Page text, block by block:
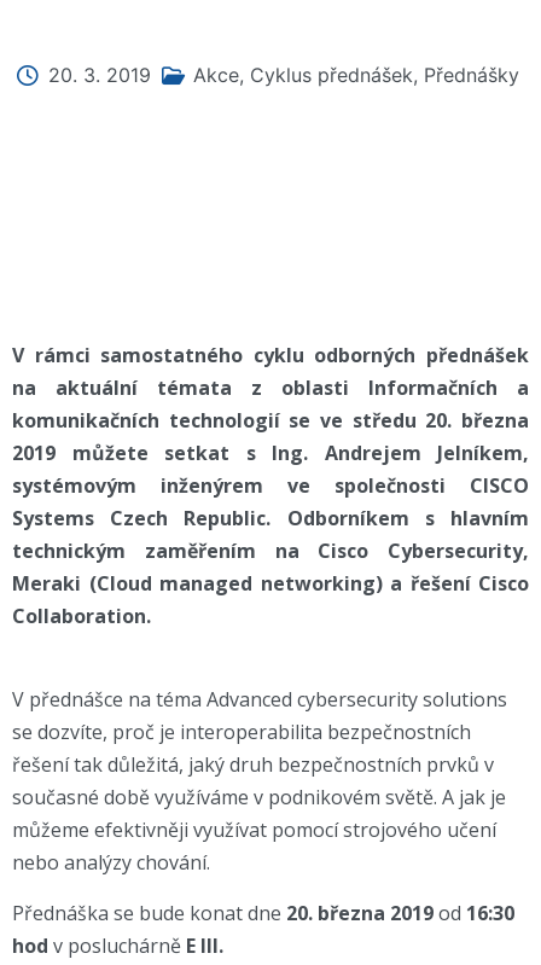
20. 3. 2019 Akce, Cyklus přednášek, Přednášky
V rámci samostatného cyklu odborných přednášek
na aktuální témata z oblasti Informačních a
komunikačních technologií se ve středu 20. března
2019 můžete setkat s Ing. Andrejem Jelníkem,
systémovým inženýrem ve společnosti CISCO
Systems Czech Republic. Odborníkem s hlavním
technickým zaměřením na Cisco Cybersecurity,
Meraki (Cloud managed networking) a řešení Cisco
Collaboration.
V přednášce na téma Advanced cybersecurity solutions
se dozvíte, proč je interoperabilita bezpečnostních
řešení tak důležitá, jaký druh bezpečnostních prvků v
současné době využíváme v podnikovém světě. A jak je
můžeme efektivněji využívat pomocí strojového učení
nebo analýzy chování.
Přednáška se bude konat dne 20. března 2019od 16:30
hod v posluchárně E III.